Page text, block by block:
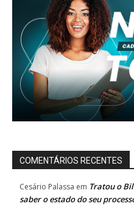
COMENTÁRIOS RECENTES
Cesário Palassa em Tratou o
saber o estado do seu